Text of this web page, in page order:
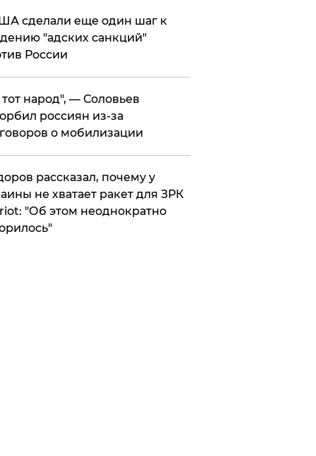
сделали еще один шаг к
"адских санкций"
России
народ", — Соловьев
россиян из-за
о мобилизации
рассказал, почему у
не хватает ракет для ЗРК
"Об этом неоднократно